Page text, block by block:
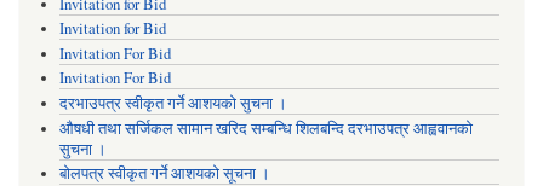
Invitation for Bid
Invitation For Bid
Invitation For Bid
दरभाउपत्र स्वीकृत गर्ने आशयको सुचना ।
औषधी तथा सर्जिकल सामान खरिद सम्बन्धि शिलबन्दि दरभाउपत्र आह्ववानको
सुचना ।
बोलपत्र स्वीकृत गर्ने आशयको सूचना ।